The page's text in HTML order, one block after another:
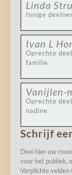
Linda
Innige
Ivan L
Oprechte
familie
Vanijlen-
Oprechte
nadine
Schrijf
Deel hier uw
voor het publiek,
Verplichte velden